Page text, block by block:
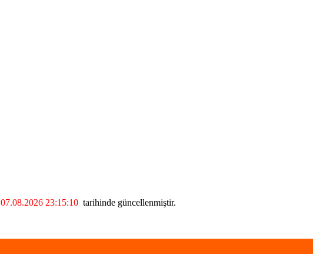
07.08.2026 23:15:10tarihinde güncellenmiştir.